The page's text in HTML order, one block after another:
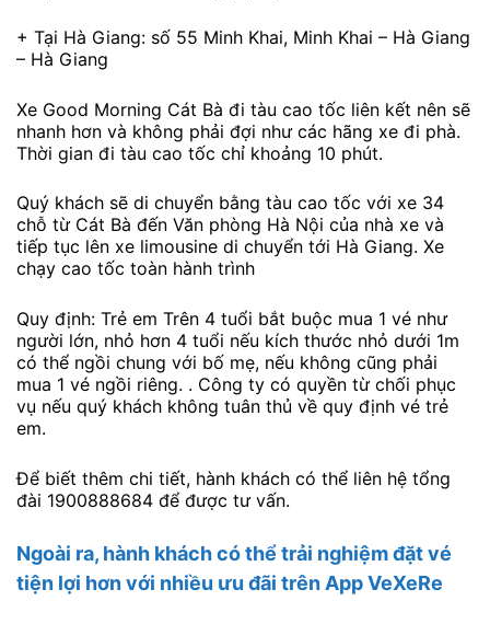
+ Tại Hà Giang: số 55 Minh Khai, Minh Khai – Hà Giang
– Hà Giang
Xe Good Morning Cát Bà đi tàu cao tốc liên kết nên sẽ
nhanh hơn và không phải đợi như các hãng xe đi phà.
Thời gian đi tàu cao tốc chỉ khoảng 10 phút.
Quý khách sẽ di chuyển bằng tàu cao tốc với xe 34
chỗ từ Cát Bà đến Văn phòng Hà Nội của nhà xe và
tiếp tục lên xe limousine di chuyển tới Hà Giang. Xe
chạy cao tốc toàn hành trình
Quy định: Trẻ em Trên 4 tuổi bắt buộc mua 1 vé như
người lớn, nhỏ hơn 4 tuổi nếu kích thước nhỏ dưới 1m
có thể ngồi chung với bố mẹ, nếu không cũng phải
mua 1 vé ngồi riêng. . Công ty có quyền từ chối phục
vụ nếu quý khách không tuân thủ về quy định vé trẻ
em.
Để biết thêm chi tiết, hành khách có thể liên hệ tổng
đài 1900888684 để được tư vấn.
Ngoài ra, hành khách có thể trải nghiệm đặt vé
tiện lợi hơn với nhiều ưu đãi trên App VeXeRe